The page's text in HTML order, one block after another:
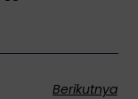
Berikutnya